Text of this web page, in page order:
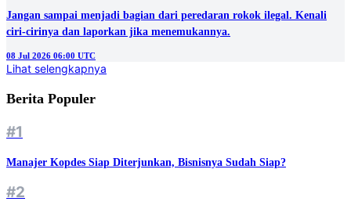
Jangan sampai menjadi bagian dari peredaran rokok ilegal. Kenali
ciri-cirinya dan laporkan jika menemukannya.
08 Jul 2026 06:00 UTC
Lihat selengkapnya
Berita Populer
#1
Manajer Kopdes Siap Diterjunkan, Bisnisnya Sudah Siap?
#2